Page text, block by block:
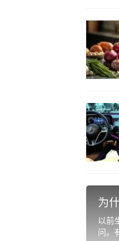
就。
人
为
以前
问。